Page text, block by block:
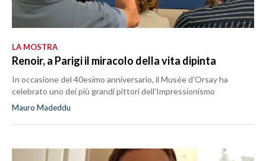
LA MOSTRA
Renoir, a Parigi il miracolo della vita dipinta
In occasione del 40esimo anniversario, il Musée d'Orsay ha
celebrato uno dei più grandi pittori dell'Impressionismo
Mauro Madeddu